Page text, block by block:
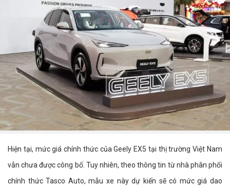
Hiện tại, mức giá chính thức của Geely EX5 tại thị trường Việt Nam
vẫn chưa được công bố. Tuy nhiên, theo thông tin từ nhà phân phối
chính thức Tasco Auto, mẫu xe này dự kiến sẽ có mức giá dao